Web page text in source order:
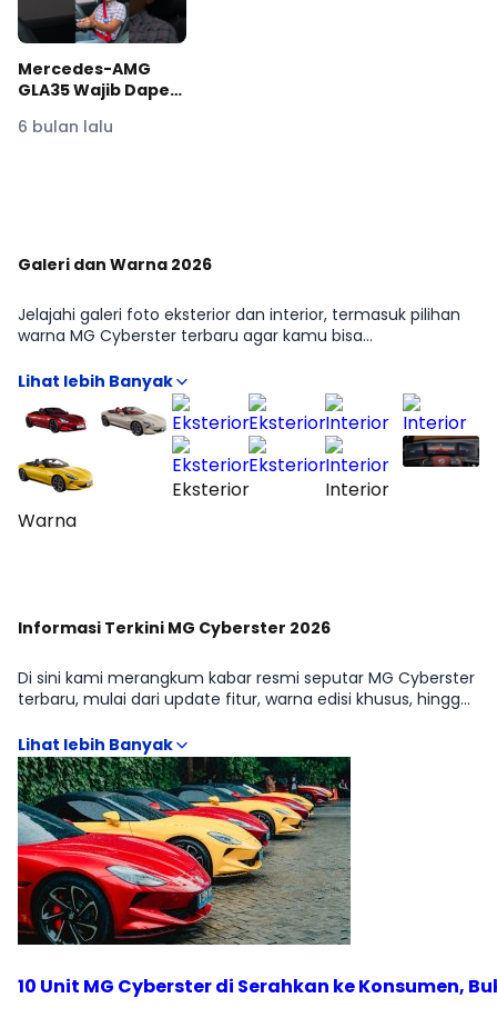
Mercedes-AMG
GLA35 Wajib Dapet
#moladin
6 bulan lalu
Galeri dan Warna 2026
Jelajahi galeri foto eksterior dan interior, termasuk pilihan
warna MG Cyberster terbaru agar kamu bisa
sertakan contoh dalam berbagai pencahayaan untuk
membantu keputusan warna. Lihat seluruh album di
halaman Galeri.
Warna
Eksterior Interior
Informasi Terkini MG Cyberster 2026
Di sini kami merangkum kabar resmi seputar MG Cyberster
terbaru, mulai dari update fitur, warna edisi khusus, hingga
mendapatkan informasi yang paling baru. Arsip berita
lengkap ada di halaman News/Update.
10 Unit MG Cyberster di Serahkan ke Konsumen,